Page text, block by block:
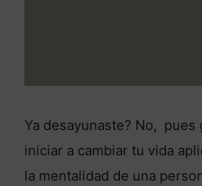
Ya desayunaste? No,
iniciar a cambiar tu vida
la mentalidad de una